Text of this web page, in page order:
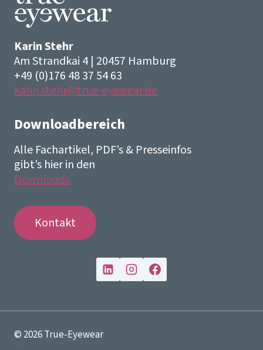
Karin Stehr
Am Strandkai 4 | 20457 Hamburg
+49 (0)176 48 37 54 63
karin.stehr@true-eyewear.de
Downloadbereich
Alle Fachartikel, PDF’s & Presseinfos
gibt’s hier in den
Downloads
Kontakt
© 2026 True-Eyewear